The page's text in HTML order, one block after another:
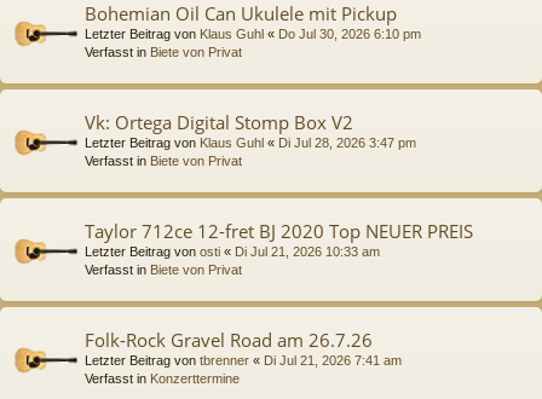
Bohemian Oil Can Ukulele mit Pickup
Letzter Beitrag von Klaus Guhl « Do Jul 30, 2026 6:10 pm
Verfasst in Biete von Privat
Vk: Ortega Digital Stomp Box V2
Letzter Beitrag von Klaus Guhl « Di Jul 28, 2026 3:47 pm
Verfasst in Biete von Privat
Taylor 712ce 12-fret BJ 2020 Top NEUER PREIS
Letzter Beitrag von osti « Di Jul 21, 2026 10:33 am
Verfasst in Biete von Privat
Folk-Rock Gravel Road am 26.7.26
Letzter Beitrag von tbrenner « Di Jul 21, 2026 7:41 am
Verfasst in Konzerttermine